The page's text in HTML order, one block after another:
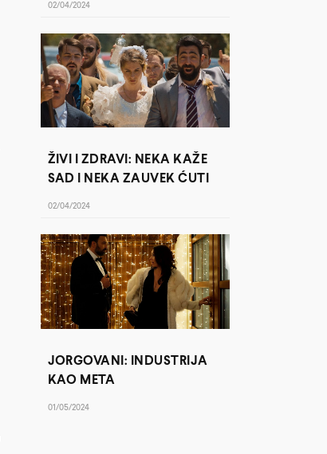
02/04/2024
ŽIVI I ZDRAVI: NEKA KAŽE
SAD I NEKA ZAUVEK ĆUTI
02/04/2024
JORGOVANI: INDUSTRIJA
KAO META
01/05/2024